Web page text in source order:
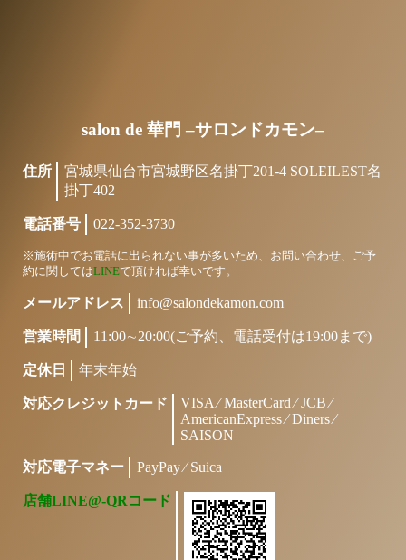
salon de 華門 –サロンドカモン–
住所
宮城県仙台市宮城野区名掛丁201-4 SOLEILEST名
掛丁402
電話番号 022-352-3730
※施術中でお電話に出られない事が多いため、お問い合わせ、ご予
約に関してはLINEで頂ければ幸いです。
メールアドレス info@salondekamon.com
営業時間 11:00∼20:00(ご予約、電話受付は19:00まで)
定休日 年末年始
対応クレジットカード
VISA ⁄ MasterCard ⁄ JCB ⁄
AmericanExpress ⁄ Diners ⁄
SAISON
対応電子マネー PayPay ⁄ Suica
店舗LINE@-QRコード